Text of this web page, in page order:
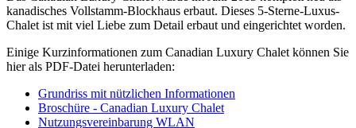
kanadisches Vollstamm-Blockhaus erbaut. Dieses 5-Sterne-Luxus-
Chalet ist mit viel Liebe zum Detail erbaut und eingerichtet worden.
Einige Kurzinformationen zum Canadian Luxury Chalet können Sie
hier als PDF-Datei herunterladen:
Grundriss mit nützlichen Informationen
Broschüre - Canadian Luxury Chalet
Nutzungsvereinbarung WLAN